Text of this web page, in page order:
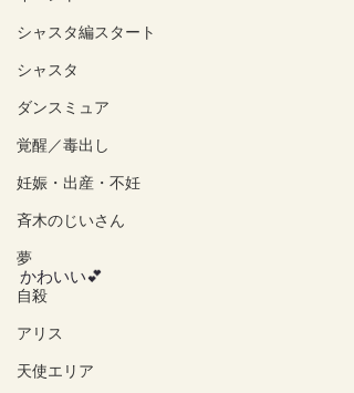
シャスタ編スタート
シャスタ
ダンスミュア
覚醒／毒出し
妊娠・出産・不妊
斉木のじいさん
夢
自殺
アリス
天使エリア
かわいい💕